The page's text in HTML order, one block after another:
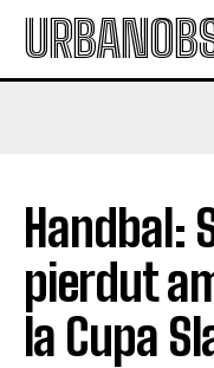
Handbal:
pierdut
la Cupa